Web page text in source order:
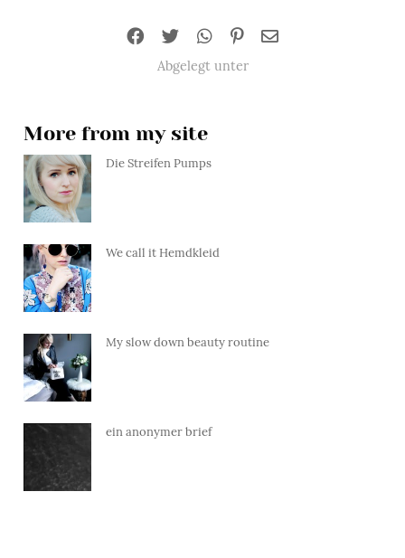
Abgelegt unter
More from my site
Die Streifen Pumps
We call it Hemdkleid
My slow down beauty routine
ein anonymer brief